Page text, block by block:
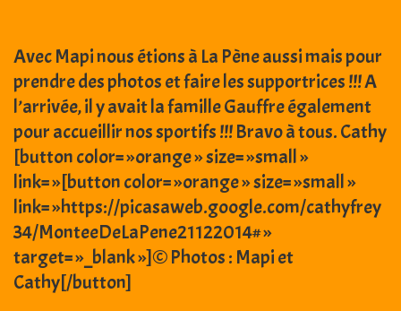
Avec Mapi nous étions à La Pène aussi mais pour
prendre des photos et faire les supportrices !!! A
l’arrivée, il y avait la famille Gauffre également
pour accueillir nos sportifs !!! Bravo à tous. Cathy
[button color= »orange » size= »small »
link= »[button color= »orange » size= »small »
link= »https://picasaweb.google.com/cathyfrey
34/MonteeDeLaPene21122014# »
target= »_blank »]© Photos : Mapi et
Cathy[/button]